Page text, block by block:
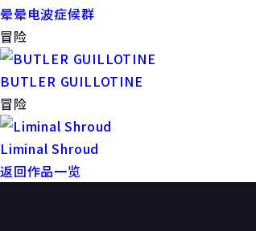
晕晕电波症候群
冒险
BUTLER GUILLOTINE
冒险
Liminal Shroud
返回作品一览